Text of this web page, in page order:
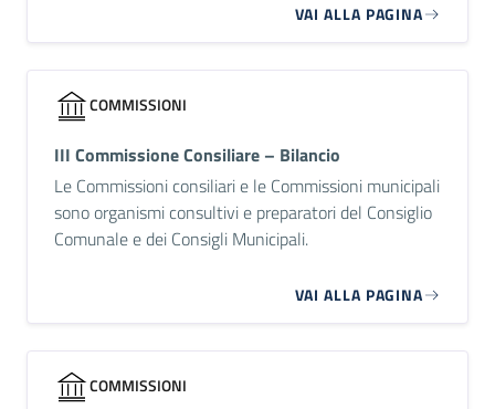
VAI ALLA PAGINA
COMMISSIONI
III Commissione Consiliare – Bilancio
Le Commissioni consiliari e le Commissioni municipali
sono organismi consultivi e preparatori del Consiglio
Comunale e dei Consigli Municipali.
VAI ALLA PAGINA
COMMISSIONI